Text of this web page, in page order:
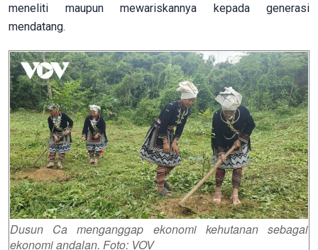
meneliti maupun mewariskannya kepada generasi
mendatang.
Dusun Ca menganggap ekonomi kehutanan sebagai
ekonomi andalan. Foto: VOV